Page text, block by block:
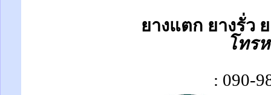
ยางแตก ยางรั่ว
โทร
: 090-